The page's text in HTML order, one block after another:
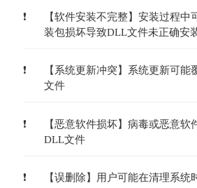
【软件安装不完整】安装过程中
装包损坏导致DLL文件未正确安
【系统更新冲突】系统更新可
文件
【恶意软件损坏】病毒或恶意软
DLL文件
【误删除】用户可能在清理系统